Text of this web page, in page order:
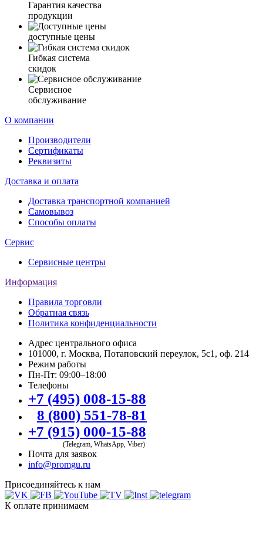
Гарантия качества
продукции
доступные цены
Гибкая система
скидок
Сервисное
обслуживание
О компании
Производители
Сертификаты
Реквизиты
Доставка и оплата
Доставка транспортной компанией
Самовывоз
Способы оплаты
Сервис
Сервисные центры
Информация
Правила торговли
Обратная связь
Политика конфиденциальности
Адрес центрального офиса
101000, г. Москва, Потаповский переулок, 5с1, оф. 214
Режим работы
Пн-Пт: 09:00–18:00
Телефоны
+7 (495) 008-15-88
8 (800) 551-78-81
+7 (915) 000-15-88
(Telegram, WhatsApp, Viber)
Почта для заявок
info@promgu.ru
Присоединяйтесь к нам
К оплате принимаем